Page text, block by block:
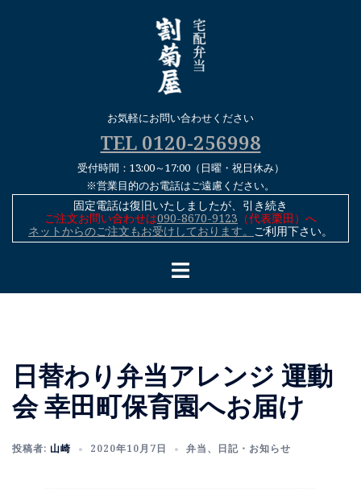
お気軽にお問い合わせください
TEL 0120-256998
受付時間：13:00～17:00（日曜・祝日休み）
※営業目的のお電話はご遠慮ください。
固定電話は復旧いたしましたが、引き続き
ご注文お問い合わせは090-8670-9123 （代表栗田）へ
ネットからのご注文もお受けしております。 ご利用下さい。
日替わり弁当アレンジ 運動
会 幸田町保育園へお届け
投稿者: 山崎 2020年10月7日 弁当、 日記・お知らせ